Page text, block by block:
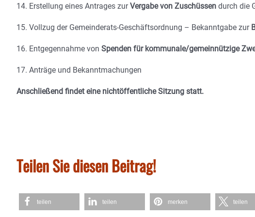
14. Erstellung eines Antrages zurVergabe von Zuschüssen durch die
15. Vollzug der Gemeinderats-Geschäftsordnung – Bekanntgabe zur
16. Entgegennahme von Spenden für kommunale/gemeinnützige
17. Anträge und Bekanntmachungen
Anschließend findet eine nichtöffentliche Sitzung statt.
Teilen Sie diesen Beitrag!
teilen teilen merken teilen